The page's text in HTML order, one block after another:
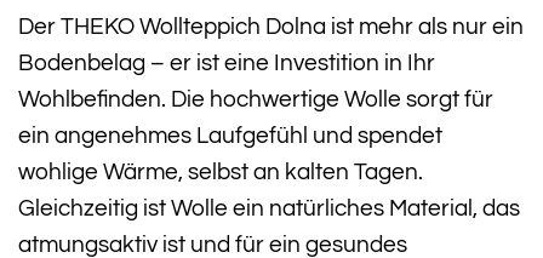
Der THEKO Wollteppich Dolna ist mehr als nur ein
Bodenbelag – er ist eine Investition in Ihr
Wohlbefinden. Die hochwertige Wolle sorgt für
ein angenehmes Laufgefühl und spendet
wohlige Wärme, selbst an kalten Tagen.
Gleichzeitig ist Wolle ein natürliches Material, das
atmungsaktiv ist und für ein gesundes